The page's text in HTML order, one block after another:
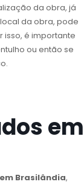
da obra, já
da obra, pode
isso, é importante
ou então se
em
em Brasilândia,